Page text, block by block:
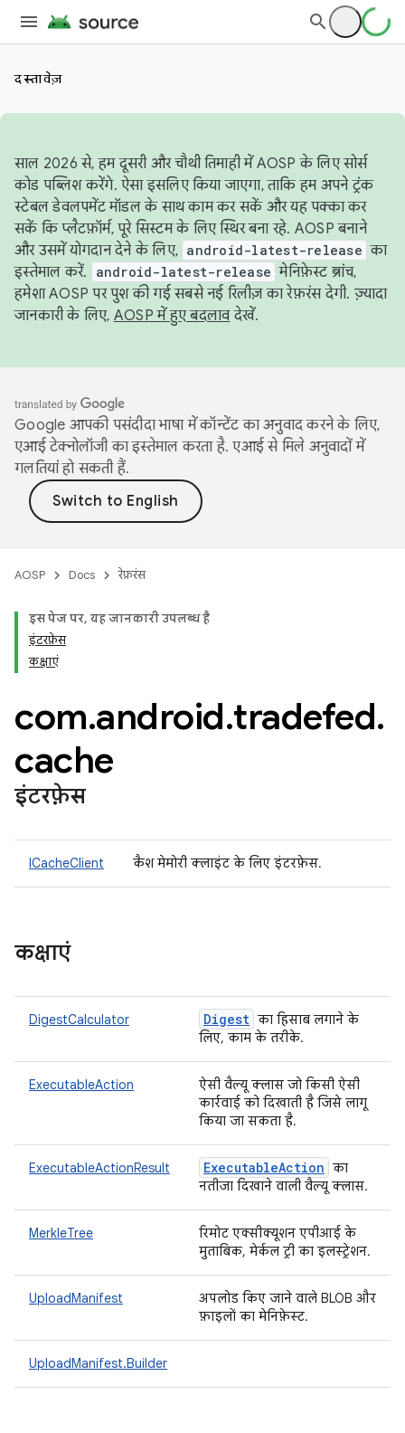
दस्तावेज़
साल 2026 से, हम दूसरी और चौथी तिमाही में AOSP के लिए सोर्स
कोड पब्लिश करेंगे. ऐसा इसलिए किया जाएगा, ताकि हम अपने ट्रंक
स्टेबल डेवलपमेंट मॉडल के साथ काम कर सकें और यह पक्का कर
सकें कि प्लैटफ़ॉर्म, पूरे सिस्टम के लिए स्थिर बना रहे. AOSP बनाने
और उसमें योगदान देने के लिए, android-latest-release का
इस्तेमाल करें.
android-latest-release मेनिफ़ेस्ट ब्रांच,
हमेशा AOSP पर पुश की गई सबसे नई रिलीज़ का रेफ़रंस देगी. ज़्यादा
जानकारी के लिए, AOSP में हुए बदलावदेखें.
Google आपकी पसंदीदा भाषा में कॉन्टेंट का अनुवाद करने के लिए,
एआई टेक्नोलॉजी का इस्तेमाल करता है. एआई से मिले अनुवादों में
गलतियां हो सकती हैं.
AOSP Docs रेफ़रंस
इस पेज पर, यह जानकारी उपलब्ध है
इंटरफ़ेस
कक्षाएं
com.android.tradefed.
cache
इंटरफ़ेस
ICacheClient कैश मेमोरी क्लाइंट के लिए इंटरफ़ेस.
कक्षाएं
DigestCalculator Digest का हिसाब लगाने के
लिए, काम के तरीके.
ExecutableAction
ऐसी वैल्यू क्लास जो किसी ऐसी
कार्रवाई को दिखाती है जिसे लागू
किया जा सकता है.
ExecutableActionResult ExecutableAction का
नतीजा दिखाने वाली वैल्यू क्लास.
MerkleTree
रिमोट एक्सीक्यूशन एपीआई के
मुताबिक, मेर्कल ट्री का इलस्ट्रेशन.
UploadManifest
अपलोड किए जाने वाले BLOB और
फ़ाइलों का मेनिफ़ेस्ट.
UploadManifest.Builder